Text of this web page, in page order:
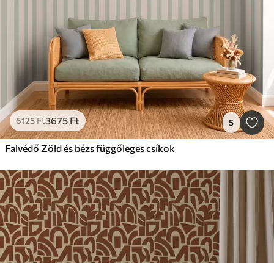
6125Ft3675 Ft 5
Falvédő Zöld és bézs függőleges csíkok